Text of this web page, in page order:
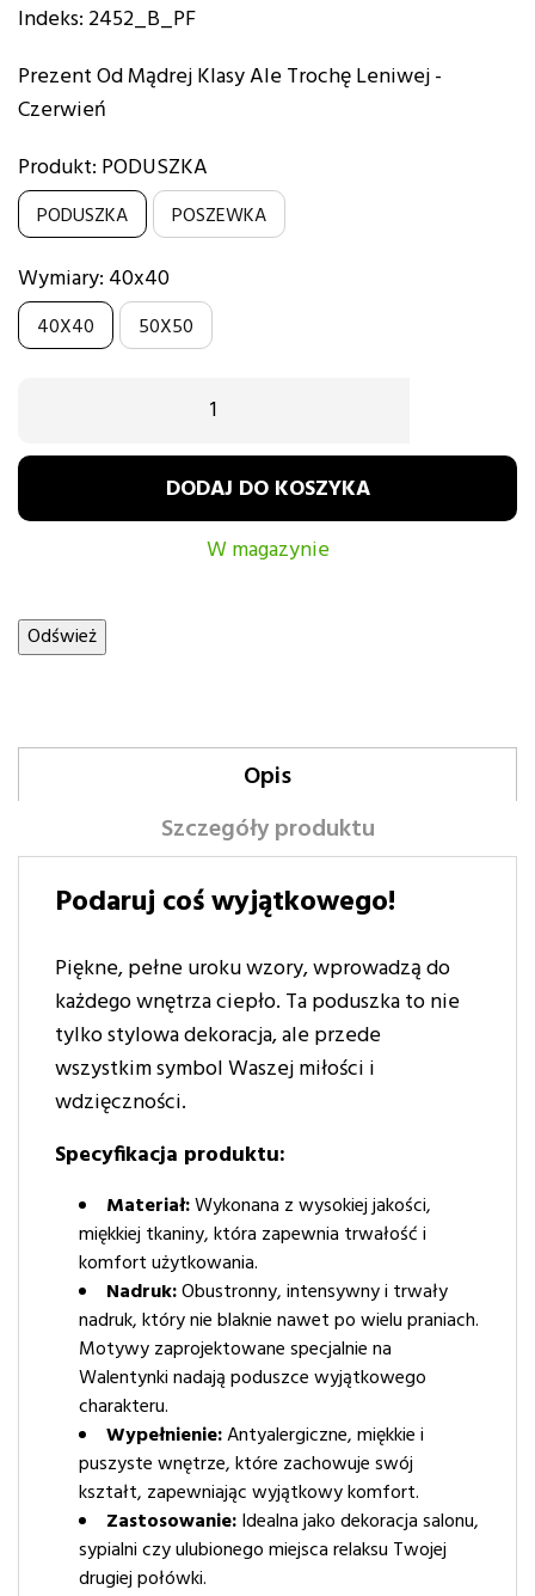
Indeks: 2452_B_PF
Prezent Od Mądrej Klasy Ale Trochę Leniwej -
Czerwień
Produkt: PODUSZKA
PODUSZKA POSZEWKA
Wymiary: 40x40
40X40 50X50
DODAJ DO KOSZYKA
W magazynie
Opis
Szczegóły produktu
Podaruj coś wyjątkowego!
Piękne, pełne uroku wzory, wprowadzą do
każdego wnętrza ciepło. Ta poduszka to nie
tylko stylowa dekoracja, ale przede
wszystkim symbol Waszej miłości i
wdzięczności.
Specyfikacja produktu:
Materiał:Wykonana z wysokiej jakości,
miękkiej tkaniny, która zapewnia trwałość i
komfort użytkowania.
Nadruk:Obustronny, intensywny i trwały
nadruk, który nie blaknie nawet po wielu praniach.
Motywy zaprojektowane specjalnie na
Walentynki nadają poduszce wyjątkowego
charakteru.
Wypełnienie:Antyalergiczne, miękkie i
puszyste wnętrze, które zachowuje swój
kształt, zapewniając wyjątkowy komfort.
Zastosowanie:Idealna jako dekoracja salonu,
sypialni czy ulubionego miejsca relaksu Twojej
drugiej połówki.